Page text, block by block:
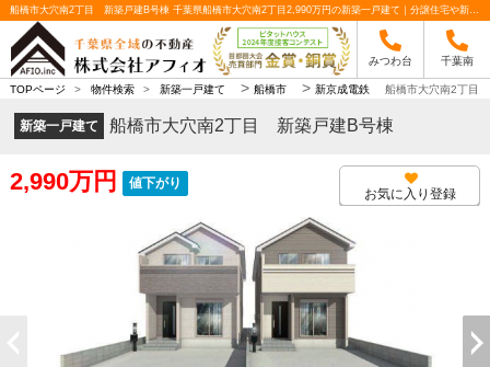
船橋市大穴南2丁目 新築戸建B号棟 千葉県船橋市大穴南2丁目2,990万円の新築一戸建て｜分譲住宅や新築物件｜株式会社アフィオ
みつわ台 千葉南
TOPページ > 物件検索 > 新築一戸建て > 船橋市 > 新京成電鉄 船橋市大穴南2丁目
新築一戸建て 船橋市大穴南2丁目 新築戸建B号棟
2,990万円 値下がり
お気に入り登録